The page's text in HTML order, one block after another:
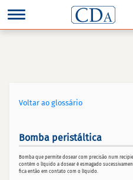
Voltar ao glossário
Bomba peristáltica
Bomba que permite dosear com precisão num
contém o líquido a dosear é esmagado
fica então em contato com o líquido.